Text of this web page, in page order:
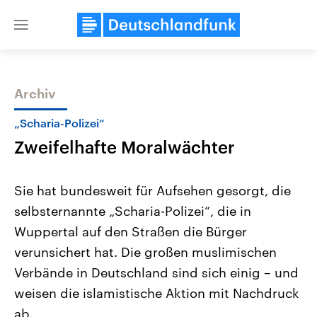
Close
Themen
Landtagswahl Sachsen-Anhalt
2026
Alle Informationen
Sachsen-Anhalt wählt am 6.
September 2026 einen neuen
Bundesland von einer Koalition aus
Aktuelle Beiträge,
Hintergründe
Wirtschaftlich und
gehören die Vereinigten
Archiv
„Scharia-Polizei“
Zweifelhafte Moralwächter
Sie hat bundesweit für Aufsehen gesorgt, die
selbsternannte „Scharia-Polizei“, die in
Wuppertal auf den Straßen die Bürger
verunsichert hat. Die großen muslimischen
Verbände in Deutschland sind sich einig – und
weisen die islamistische Aktion mit Nachdruck
ab.